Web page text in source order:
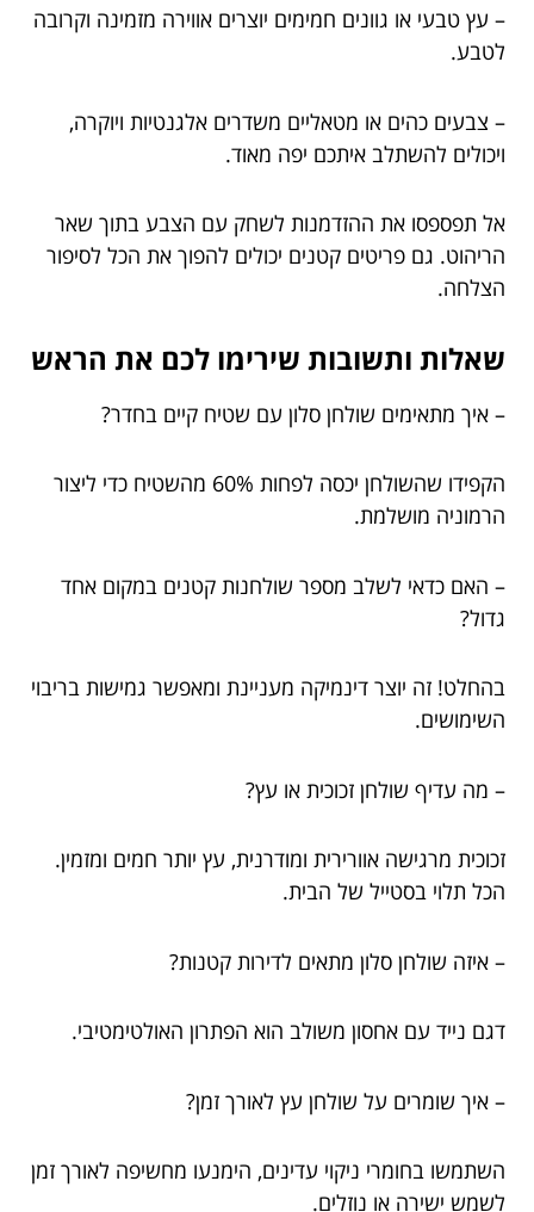
– עץ טבעי או גוונים חמימים יוצרים אווירה מזמינה וקרובה
לטבע.
– צבעים כהים או מטאליים משדרים אלגנטיות ויוקרה,
ויכולים להשתלב איתכם יפה מאוד.
אל תפספסו את ההזדמנות לשחק עם הצבע בתוך שאר
הריהוט. גם פריטים קטנים יכולים להפוך את הכל לסיפור
הצלחה.
שאלות ותשובות שירימו לכם את הראש
– איך מתאימים שולחן סלון עם שטיח קיים בחדר?
הקפידו שהשולחן יכסה לפחות 60% מהשטיח כדי ליצור
הרמוניה מושלמת.
– האם כדאי לשלב מספר שולחנות קטנים במקום אחד
גדול?
בהחלט! זה יוצר דינמיקה מעניינת ומאפשר גמישות בריבוי
השימושים.
– מה עדיף שולחן זכוכית או עץ?
זכוכית מרגישה אוורירית ומודרנית, עץ יותר חמים ומזמין.
הכל תלוי בסטייל של הבית.
– איזה שולחן סלון מתאים לדירות קטנות?
דגם נייד עם אחסון משולב הוא הפתרון האולטימטיבי.
– איך שומרים על שולחן עץ לאורך זמן?
השתמשו בחומרי ניקוי עדינים, הימנעו מחשיפה לאורך זמן
לשמש ישירה או נוזלים.